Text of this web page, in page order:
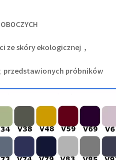
ze skóry ekologicznej ,
przedstawionych próbników